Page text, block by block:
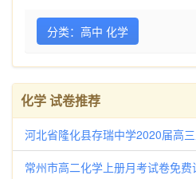
分类：高中 化学
化学 试卷推荐
河北省隆化县存瑞中学2020届高
常州市高二化学上册月考试卷免费